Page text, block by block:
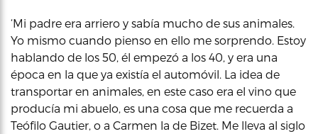
‘Mi padre era arriero y sabía mucho de sus animales.
Yo mismo cuando pienso en ello me sorprendo. Estoy
hablando de los 50, él empezó a los 40, y era una
época en la que ya existía el automóvil. La idea de
transportar en animales, en este caso era el vino que
producía mi abuelo, es una cosa que me recuerda a
Teófilo Gautier, o a Carmen la de Bizet. Me lleva al siglo